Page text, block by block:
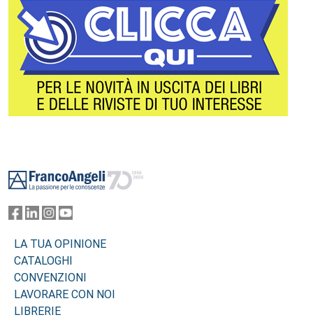
LA TUA OPINIONE
CATALOGHI
CONVENZIONI
LAVORARE CON NOI
LIBRERIE